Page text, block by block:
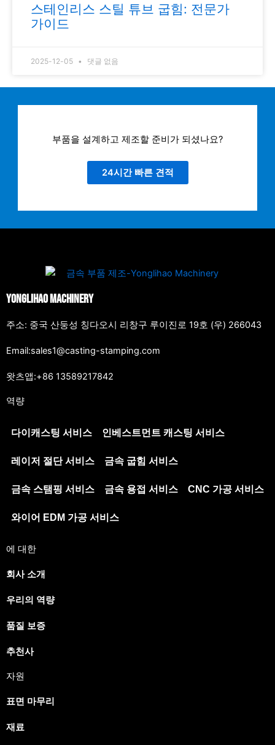
스테인리스 스틸 튜브 굽힘: 전문가
가이드
2025-12-05 댓글 없음
부품을 설계하고 제조할 준비가 되셨나요?
24시간 빠른 견적
Yonglihao Machinery
주소: 중국 산둥성 칭다오시 리창구 루이진로 19호 (우) 266043
Email:sales1@casting-stamping.com
왓츠앱:+86 13589217842
역량
다이캐스팅 서비스 인베스트먼트 캐스팅 서비스
레이저 절단 서비스 금속 굽힘 서비스
금속 스탬핑 서비스 금속 용접 서비스 CNC 가공 서비스
와이어 EDM 가공 서비스
에 대한
회사 소개
우리의 역량
품질 보증
추천사
자원
표면 마무리
재료